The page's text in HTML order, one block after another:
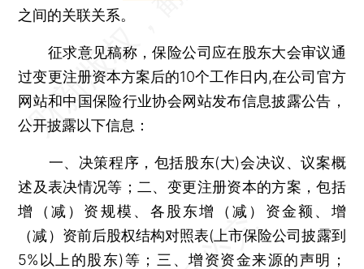
之间的关联关系。
征求意见稿称，保险公司应在股东大会审议通
过变更注册资本方案后的10个工作日内,在公司官方
网站和中国保险行业协会网站发布信息披露公告，
公开披露以下信息：
一、决策程序，包括股东(大)会决议、议案概
述及表决情况等；二、变更注册资本的方案，包括
增（减）资规模、各股东增（减）资金额、增
（减）资前后股权结构对照表(上市保险公司披露到
5%以上的股东)等；三、增资资金来源的声明；